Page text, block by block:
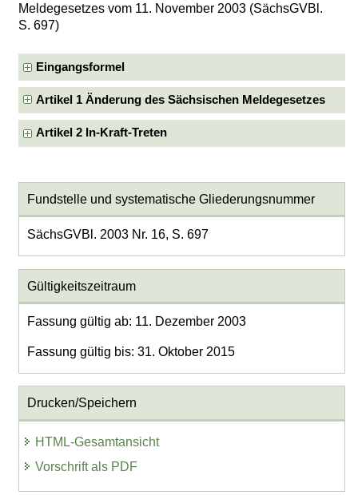
Meldegesetzes vom 11. November 2003 (SächsGVBl.
S. 697)
Eingangsformel
Artikel 1 Änderung des Sächsischen Meldegesetzes
Artikel 2 In-Kraft-Treten
Fundstelle und systematische Gliederungsnummer
SächsGVBl. 2003 Nr. 16, S. 697
Gültigkeitszeitraum
Fassung gültig ab: 11. Dezember 2003
Fassung gültig bis: 31. Oktober 2015
Drucken/Speichern
HTML-Gesamtansicht
Vorschrift als PDF